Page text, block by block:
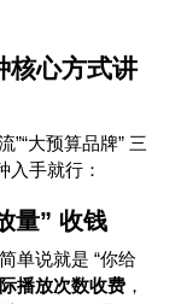
核心方式讲
”“大预算品牌” 三
入手就行：
量” 收钱
简单说就是 “你给
播放次数收费 ，